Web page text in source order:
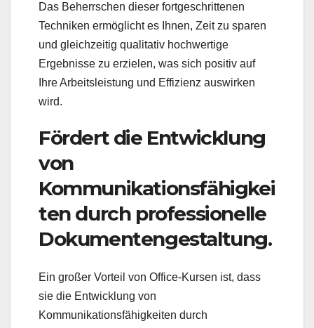
Das Beherrschen dieser fortgeschrittenen
Techniken ermöglicht es Ihnen, Zeit zu sparen
und gleichzeitig qualitativ hochwertige
Ergebnisse zu erzielen, was sich positiv auf
Ihre Arbeitsleistung und Effizienz auswirken
wird.
Fördert die Entwicklung
von
Kommunikationsfähigkei
ten durch professionelle
Dokumentengestaltung.
Ein großer Vorteil von Office-Kursen ist, dass
sie die Entwicklung von
Kommunikationsfähigkeiten durch